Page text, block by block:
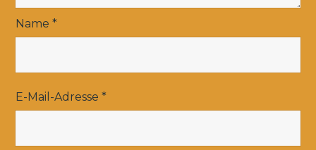
Name*
E-Mail-Adresse*